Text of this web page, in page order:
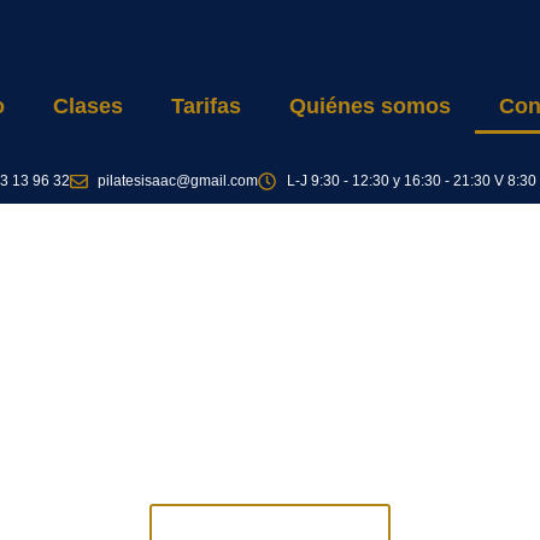
Clases Tarifas Quiénes somos
13 96 32 pilatesisaac@gmail.com L-J 9:30 - 12:30 y 16:30 - 21:30 V